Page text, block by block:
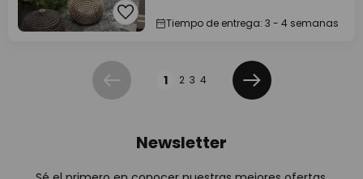
Tiempo de entrega: 3 - 4 semanas
Anterior 1 2 3 4
Siguiente
Newsletter